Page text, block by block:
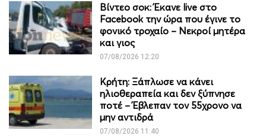
Βίντεο σοκ: Έκανε live στο
Facebook την ώρα που έγινε το
φονικό τροχαίο – Νεκροί μητέρα
και γιος
07/08/2026 12:20
Κρήτη: Ξάπλωσε να κάνει
ηλιοθεραπεία και δεν ξύπνησε
ποτέ – Έβλεπαν τον 55χρονο να
μην αντιδρά
07/08/2026 11:40